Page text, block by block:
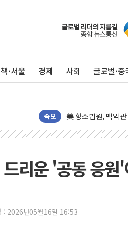
·서울 경제 사회 글로벌·중
속보
트럼프, 쿡 연준 이
유럽증시, 美 고용
[종합] 이슬람 수니
트럼프, 백신·자폐
이란 핵심 원유 수
美 고용 쇼크에 엔
뉴욕증시 프리뷰,
[종합] 美 7월 고용
리운 '공동 응원
: 2026년05월16일 16:53